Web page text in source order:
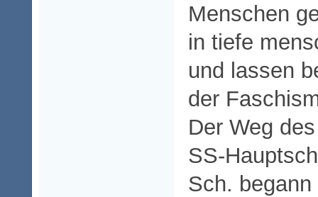
Menschen
in tiefe
und lassen
der
Der Weg
SS-
Sch. begann